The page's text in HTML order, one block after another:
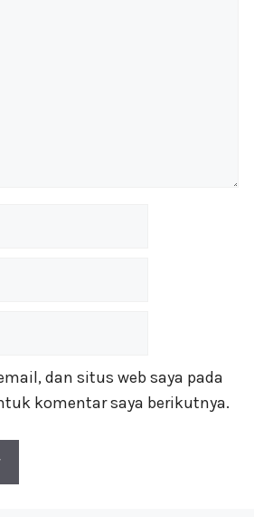
dan situs web saya pada
komentar saya berikutnya.